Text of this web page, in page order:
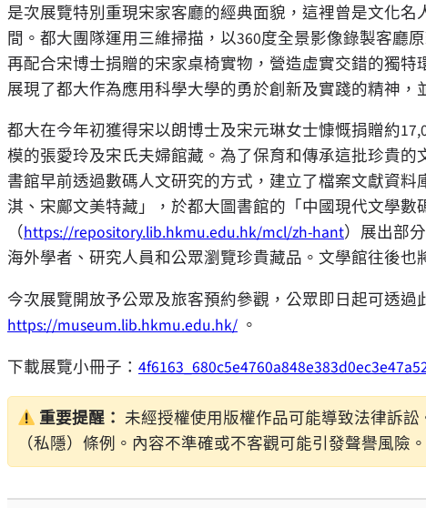
是次展覽特別重現宋家客廳的經典面貌，這裡曾是文化
間。都大團隊運用三維掃描，以360度全景影像錄製客廳
再配合宋博士捐贈的宋家桌椅實物，營造虛實交錯的獨
展現了都大作為應用科學大學的勇於創新及實踐的精神，
都大在今年初獲得宋以朗博士及宋元琳女士慷慨捐贈約
模的張愛玲及宋氏夫婦館藏。為了保育和傳承這批珍貴
書館早前透過數碼人文研究的方式，建立了檔案文獻資
淇、宋鄺文美特藏」，於都大圖書館的「中國現代文學數
（https://repository.lib.hkmu.edu.hk/mcl/zh-hant）展出部
海外學者、研究人員和公眾瀏覽珍貴藏品。文學館往後
今次展覽開放予公眾及旅客預約參觀，公眾即日起可透過
https://museum.lib.hkmu.edu.hk/ 。
下載展覽小冊子：
重要提醒： 未經授權使用版權作品可能導致法律訴
（私隱）條例。內容不準確或不客觀可能引發聲譽風險。